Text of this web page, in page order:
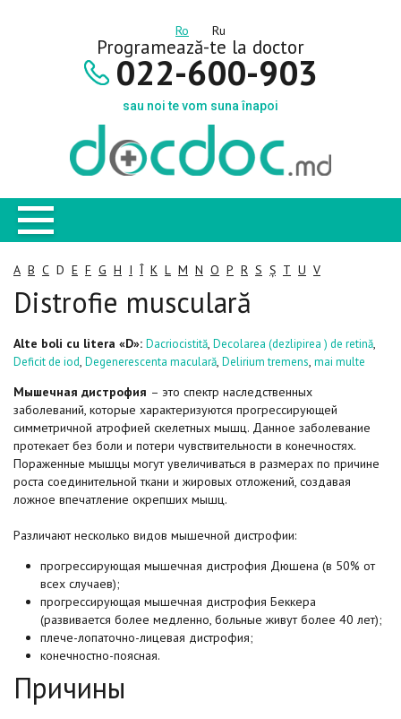
Ro Ru
Programează-te la doctor
022-600-903
sau noi te vom suna înapoi
A B C D E F G H I Î K L M N O P R S Ș T U V
Distrofie musculară
Alte boli cu litera «D»: Dacriocistită, Decolarea (dezlipirea ) de retină,
Deficit de iod, Degenerescenta maculară, Delirium tremens, mai multe
Мышечная дистрофия – это спектр наследственных
заболеваний, которые характеризуются прогрессирующей
симметричной атрофией скелетных мышц. Данное заболевание
протекает без боли и потери чувствительности в конечностях.
Пораженные мышцы могут увеличиваться в размерах по причине
роста соединительной ткани и жировых отложений, создавая
ложное впечатление окрепших мышц.
Различают несколько видов мышечной дистрофии:
прогрессирующая мышечная дистрофия Дюшена (в 50% от
всех случаев);
прогрессирующая мышечная дистрофия Беккера
(развивается более медленно, больные живут более 40 лет);
плече-лопаточно-лицевая дистрофия;
конечностно-поясная.
Причины